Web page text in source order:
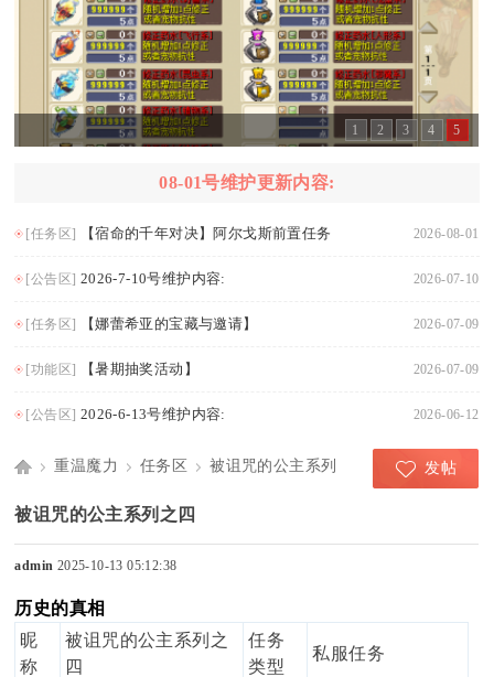
1 2 3 4 5
08-01号维护更新内容:
[任务区] 【宿命的千年对决】阿尔戈斯前置任务 2026-08-01
[公告区] 2026-7-10号维护内容: 2026-07-10
[任务区] 【娜蕾希亚的宝藏与邀请】 2026-07-09
[功能区] 【暑期抽奖活动】 2026-07-09
[公告区] 2026-6-13号维护内容: 2026-06-12
Di
sc
›
重温魔力
›
任务区
›
被诅咒的公主系列 发帖
被诅咒的公主系列之四
admin 2025-10-13 05:12:38
历史的真相
昵
称
被诅咒的公主系列之
四
任务
类型
私服任务